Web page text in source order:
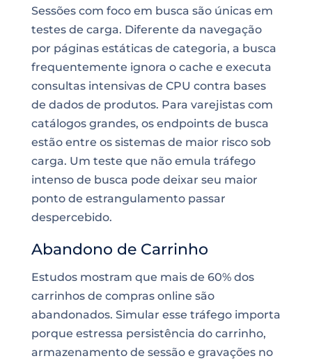
Sessões com foco em busca são únicas em
testes de carga. Diferente da navegação
por páginas estáticas de categoria, a busca
frequentemente ignora o cache e executa
consultas intensivas de CPU contra bases
de dados de produtos. Para varejistas com
catálogos grandes, os endpoints de busca
estão entre os sistemas de maior risco sob
carga. Um teste que não emula tráfego
intenso de busca pode deixar seu maior
ponto de estrangulamento passar
despercebido.
Abandono de Carrinho
Estudos mostram que mais de 60% dos
carrinhos de compras online são
abandonados. Simular esse tráfego importa
porque estressa persistência do carrinho,
armazenamento de sessão e gravações no